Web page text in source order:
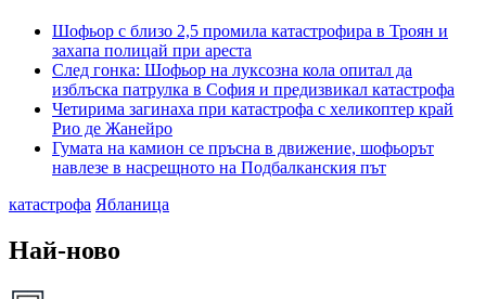
Шофьор с близо 2,5 промила катастрофира в Троян и
захапа полицай при ареста
След гонка: Шофьор на луксозна кола опитал да
изблъска патрулка в София и предизвикал катастрофа
Четирима загинаха при катастрофа с хеликоптер край
Рио де Жанейро
Гумата на камион се пръсна в движение, шофьорът
навлезе в насрещното на Подбалканския път
катастрофа Ябланица
Най-ново